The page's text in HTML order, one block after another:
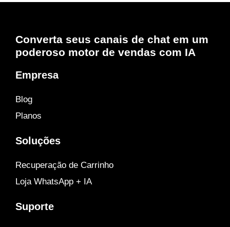
Converta seus canais de chat em um
poderoso motor de vendas com IA
Empresa
Blog
Planos
Soluções
Recuperação de Carrinho
Loja WhatsApp + IA
Suporte